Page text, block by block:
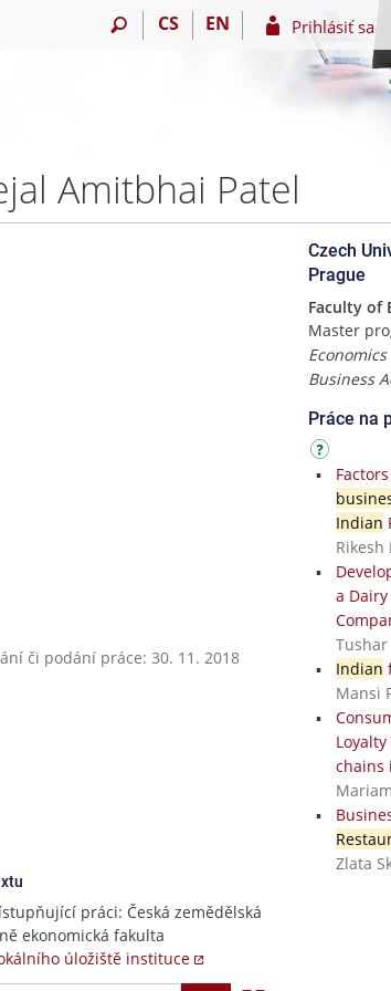
CS EN Prihlásiť sa
Amitbhai Patel
či podání práce: 30. 11. 2018
práci: Česká zemědělská
ekonomická fakulta
úložiště instituce
Czech
Prague
Faculty of
Master
Business
Práce na
Indian
Rikesh
a
Tushar
Indian
Mansi
Loyalty
chains
Zlata